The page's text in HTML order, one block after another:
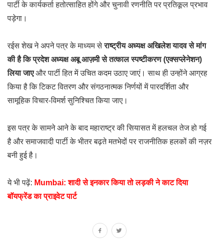
पार्टी के कार्यकर्ता हतोत्साहित होंगे और चुनावी रणनीति पर प्रतिकूल प्रभाव
पड़ेगा।
रईस शेख ने अपने पत्र के माध्यम सेराष्ट्रीय अध्यक्ष अखिलेश यादव से मांग
की है कि प्रदेश अध्यक्ष अबू आज़मी से तत्काल स्पष्टीकरण (एक्सप्लेनेशन)
लिया जाएऔर पार्टी हित में उचित कदम उठाए जाएं। साथ ही उन्होंने आग्रह
किया है कि टिकट वितरण और संगठनात्मक निर्णयों में पारदर्शिता और
सामूहिक विचार-विमर्श सुनिश्चित किया जाए।
इस पत्र के सामने आने के बाद महाराष्ट्र की सियासत में हलचल तेज हो गई
है और समाजवादी पार्टी के भीतर बढ़ते मतभेदों पर राजनीतिक हलकों की नज़र
बनी हुई है।
ये भी पढ़ें: Mumbai: शादी से इनकार किया तो लड़की ने काट दिया
बॉयफ्रेंड का प्राइवेट पार्ट